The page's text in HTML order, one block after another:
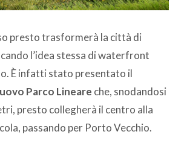
presto trasformerà la città di
l’idea stessa di waterfront
È infatti stato presentato il
Parco Lineare che, snodandosi
presto collegherà il centro alla
passando per Porto Vecchio.